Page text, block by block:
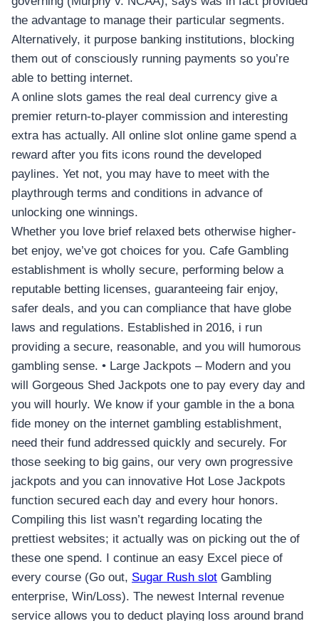
the advantage to manage their particular segments.
Alternatively, it purpose banking institutions, blocking
them out of consciously running payments so you’re
able to betting internet.
A online slots games the real deal currency give a
premier return-to-player commission and interesting
extra has actually. All online slot online game spend a
reward after you fits icons round the developed
paylines. Yet not, you may have to meet with the
playthrough terms and conditions in advance of
unlocking one winnings.
Whether you love brief relaxed bets otherwise higher-
bet enjoy, we’ve got choices for you. Cafe Gambling
establishment is wholly secure, performing below a
reputable betting licenses, guaranteeing fair enjoy,
safer deals, and you can compliance that have globe
laws and regulations. Established in 2016, i run
providing a secure, reasonable, and you will humorous
gambling sense. • Large Jackpots – Modern and you
will Gorgeous Shed Jackpots one to pay every day and
you will hourly. We know if your gamble in the a bona
fide money on the internet gambling establishment,
need their fund addressed quickly and securely. For
those seeking to big gains, our very own progressive
jackpots and you can innovative Hot Lose Jackpots
function secured each day and every hour honors.
Compiling this list wasn’t regarding locating the
prettiest websites; it actually was on picking out the of
these one spend. I continue an easy Excel piece of
every course (Go out, Sugar Rush slot Gambling
enterprise, Win/Loss). The newest Internal revenue
service allows you to deduct playing loss around brand